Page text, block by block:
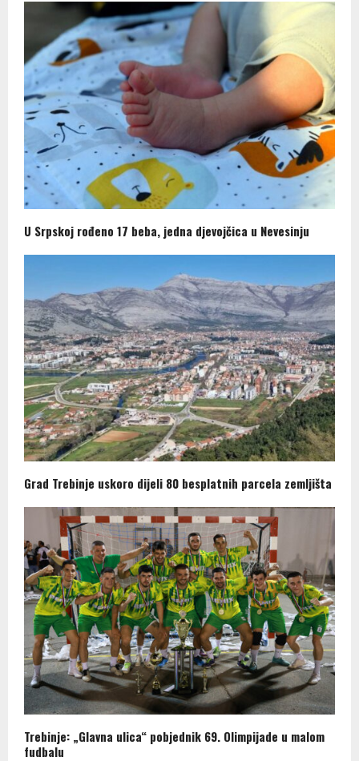
U Srpskoj rođeno 17 beba, jedna djevojčica u Nevesinju
Grad Trebinje uskoro dijeli 80 besplatnih parcela zemljišta
Trebinje: „Glavna ulica“ pobjednik 69. Olimpijade u malom
fudbalu